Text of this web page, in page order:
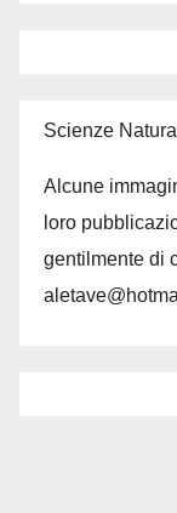
Scienze
Alcune
loro
gentilmente di